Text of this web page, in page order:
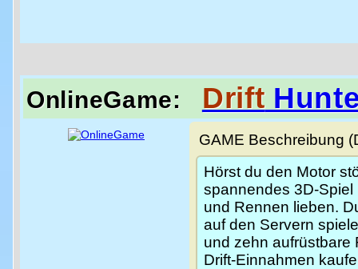
OnlineGame: Drift
GAME Beschreibung
Hörst du den Motor
spannendes 3D-Spiel
und Rennen lieben.
auf den Servern
und zehn aufrüstbare
Drift-Einnahmen